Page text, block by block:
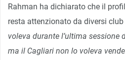
Rahman ha dichiarato che il
resta attenzionato da diversi
voleva durante l’ultima sessione
ma il Cagliari non lo voleva